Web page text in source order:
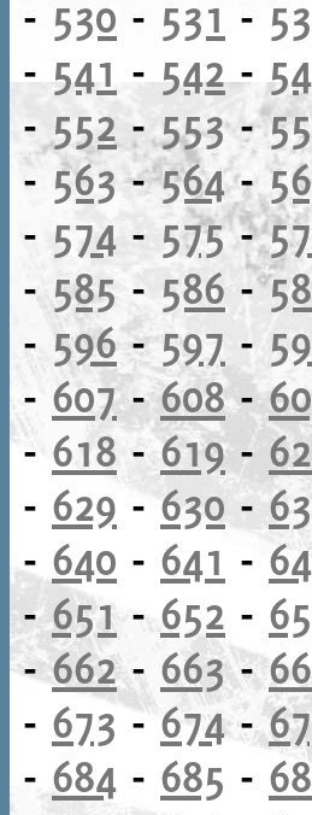
- 530 - 531 -
- 541 -542-
- 552 - 553-
- 563-564-
- 574 - 575-
- 585 - 586 -
- 596-597 -
- 607-608-
- 618 -619-
- 629 -630 -
- 640 - 641 -
-651-652 -
-662- 663-
- 673-674-
- 684 - 685 -